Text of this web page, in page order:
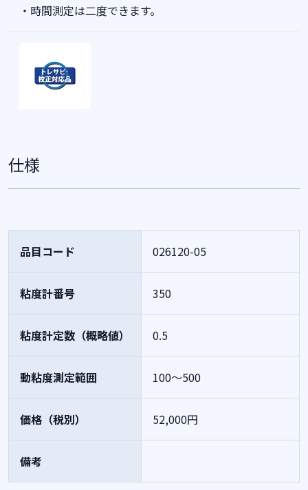
・時間測定は二度できます。
仕様
品目コード 026120-05
粘度計番号 350
粘度計定数（概略値） 0.5
動粘度測定範囲 100～500
価格（税別） 52,000円
備考